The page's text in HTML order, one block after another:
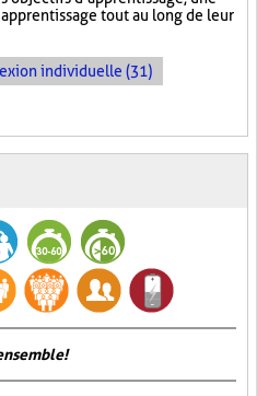
tout au long de leur
individuelle (31)